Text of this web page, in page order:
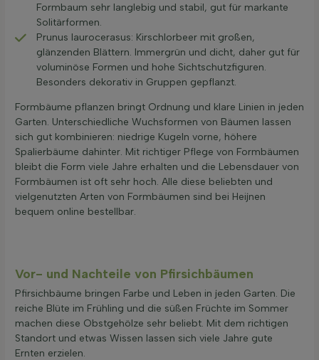
Formbaum sehr langlebig und stabil, gut für markante
Solitärformen.
Prunus laurocerasus: Kirschlorbeer mit großen,
glänzenden Blättern. Immergrün und dicht, daher gut für
voluminöse Formen und hohe Sichtschutzfiguren.
Besonders dekorativ in Gruppen gepflanzt.
Formbäume pflanzen bringt Ordnung und klare Linien in jeden
Garten. Unterschiedliche Wuchsformen von Bäumen lassen
sich gut kombinieren: niedrige Kugeln vorne, höhere
Spalierbäume dahinter. Mit richtiger Pflege von Formbäumen
bleibt die Form viele Jahre erhalten und die Lebensdauer von
Formbäumen ist oft sehr hoch. Alle diese beliebten und
vielgenutzten Arten von Formbäumen sind bei Heijnen
bequem online bestellbar.
Vor- und Nachteile von Pfirsichbäumen
Pfirsichbäume bringen Farbe und Leben in jeden Garten. Die
reiche Blüte im Frühling und die süßen Früchte im Sommer
machen diese Obstgehölze sehr beliebt. Mit dem richtigen
Standort und etwas Wissen lassen sich viele Jahre gute
Ernten erzielen.